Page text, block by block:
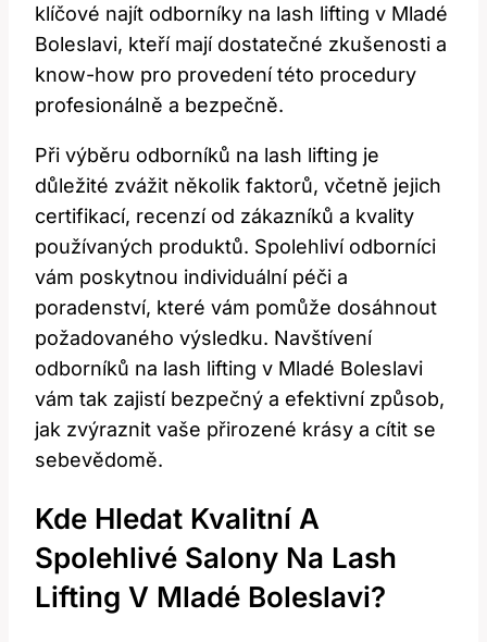
klíčové najít odborníky na⁣ lash lifting v Mladé
Boleslavi, kteří mají‌ dostatečné zkušenosti a
know-how pro provedení této procedury
⁣profesionálně⁣ a bezpečně.
Při výběru odborníků na lash lifting je
důležité zvážit⁤ několik⁢ faktorů, včetně jejich
certifikací, recenzí od zákazníků a‌ kvality
používaných produktů. Spolehliví‌ odborníci
vám poskytnou individuální péči a
poradenství, které vám pomůže dosáhnout‌
požadovaného výsledku. Navštívení
odborníků na ⁣lash lifting v Mladé Boleslavi
vám tak zajistí bezpečný a efektivní způsob,
jak​ zvýraznit vaše přirozené krásy a cítit se
sebevědomě.
Kde Hledat Kvalitní A
Spolehlivé Salony Na⁣ Lash
Lifting V Mladé ‍Boleslavi?